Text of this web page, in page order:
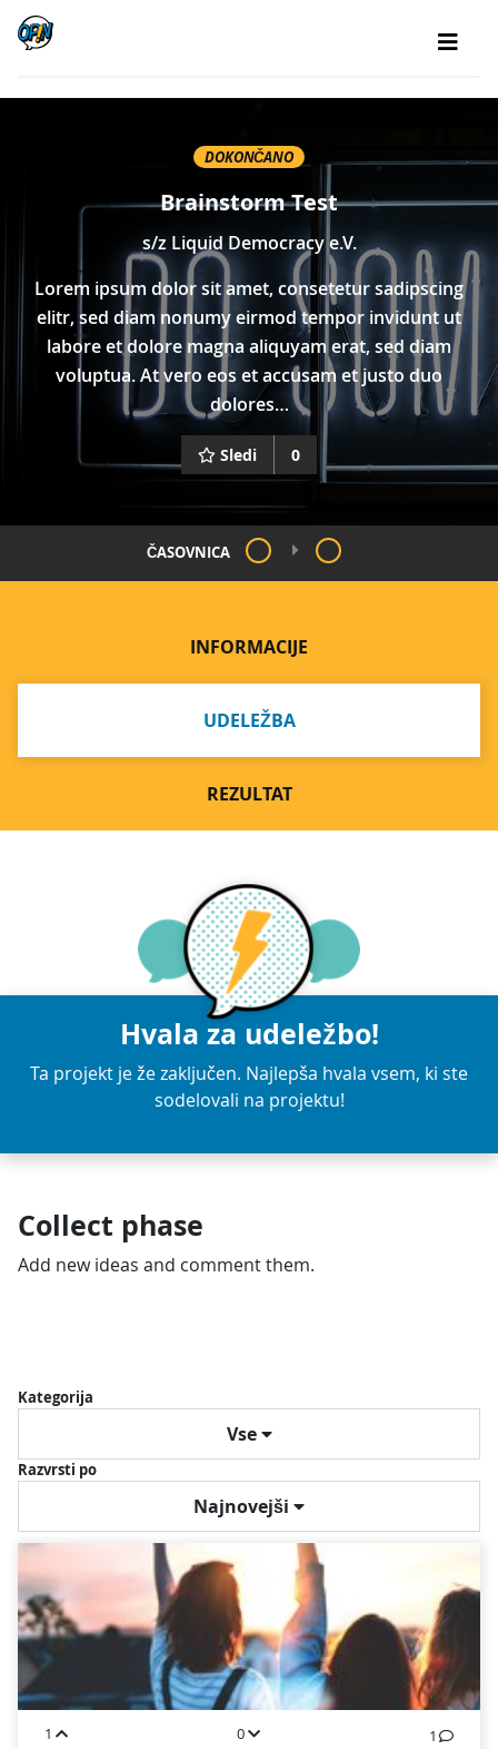
DOKONČANO
Brainstorm Test
s/z Liquid Democracy e.V.
Lorem ipsum dolor sit amet, consetetur sadipscing
elitr, sed diam nonumy eirmod tempor invidunt ut
labore et dolore magna aliquyam erat, sed diam
voluptua. At vero eos et accusam et justo duo
dolores…
Sledi 0
ČASOVNICA
INFORMACIJE
UDELEŽBA
REZULTAT
Hvala za udeležbo!
Ta projekt je že zaključen. Najlepša hvala vsem, ki ste
sodelovali na projektu!
Collect phase
Add new ideas and comment them.
Kategorija
Vse
Razvrsti po
Najnovejši
1 0 1